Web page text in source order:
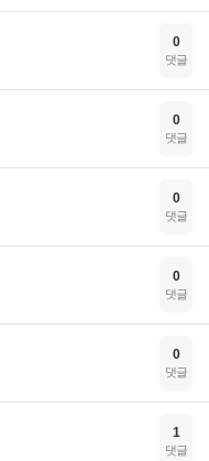
0
댓글
0
댓글
0
댓글
0
댓글
0
댓글
1
댓글